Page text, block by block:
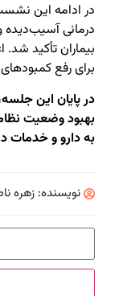
در ادامه این
درمانی آسیب‌دیده
بیماران تأکید
برای رفع
در پایان این
بهبود وضعیت
به دارو و خدمات
نویسنده: زهره